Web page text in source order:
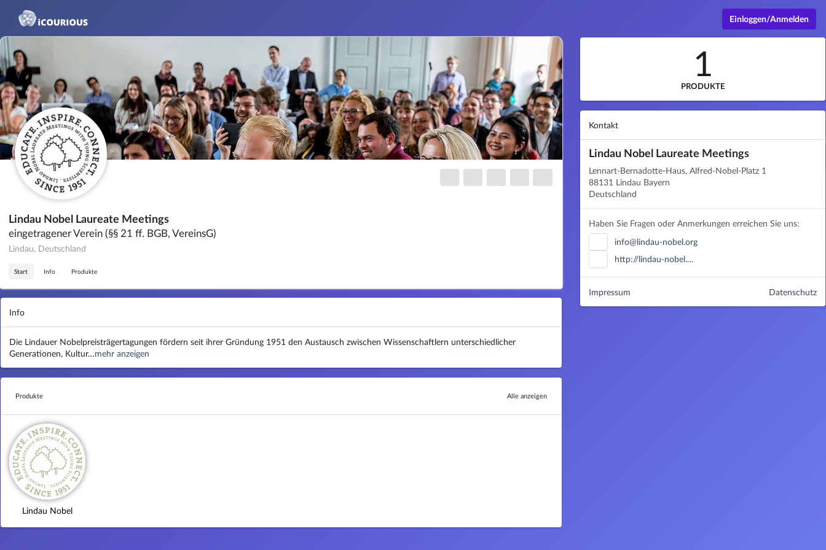
Einloggen/Anmelden
Lindau Nobel Laureate Meetings
eingetragener Verein (§§ 21 ff. BGB, VereinsG)
Lindau, Deutschland
Start Info Produkte
Info
Die Lindauer Nobelpreisträgertagungen fördern seit ihrer Gründung 1951 den Austausch zwischen Wissenschaftlern unterschiedlicher
Generationen, Kultur…mehr anzeigen
Produkte Alle anzeigen
Lindau Nobel
1
PRODUKTE
Kontakt
Lindau Nobel Laureate Meetings
Lennart-Bernadotte-Haus, Alfred-Nobel-Platz 1
88131 Lindau Bayern
Deutschland
Haben Sie Fragen oder Anmerkungen erreichen Sie uns:
info@lindau-nobel.org
http://lindau-nobel.…
Datenschutz
Impressum